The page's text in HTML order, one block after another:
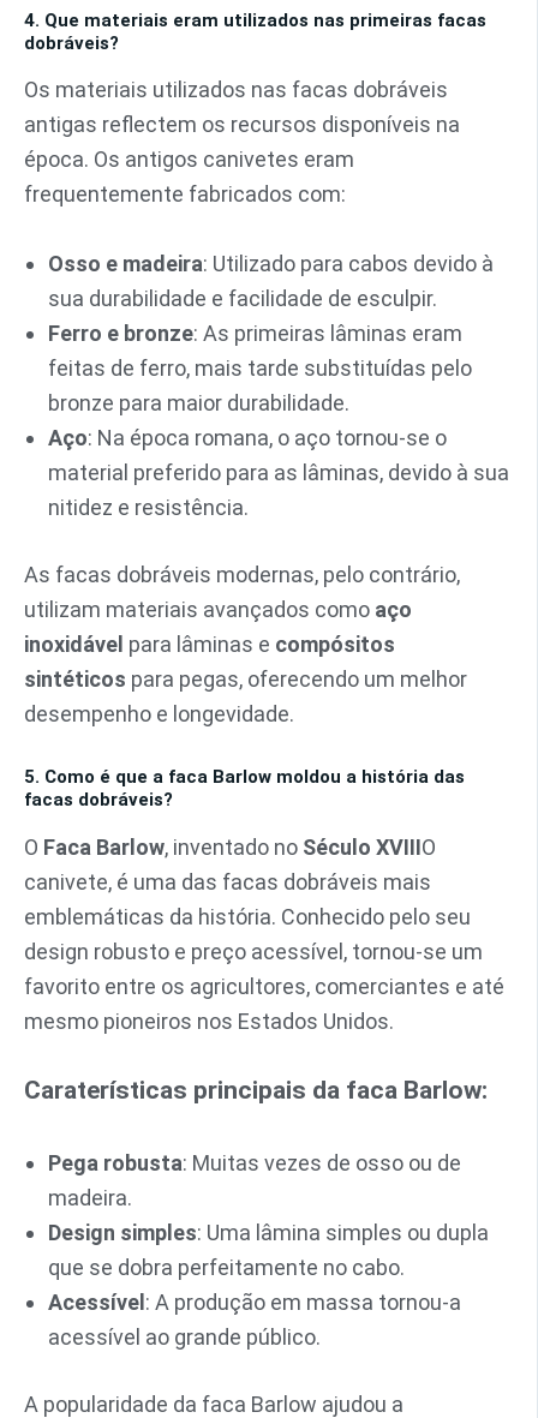
4. Que materiais eram utilizados nas primeiras facas
dobráveis?
Os materiais utilizados nas facas dobráveis
antigas reflectem os recursos disponíveis na
época. Os antigos canivetes eram
frequentemente fabricados com:
Osso e madeira: Utilizado para cabos devido à
sua durabilidade e facilidade de esculpir.
Ferro e bronze: As primeiras lâminas eram
feitas de ferro, mais tarde substituídas pelo
bronze para maior durabilidade.
Aço: Na época romana, o aço tornou-se o
material preferido para as lâminas, devido à sua
nitidez e resistência.
As facas dobráveis modernas, pelo contrário,
utilizam materiais avançados como aço
inoxidável para lâminas e compósitos
sintéticos para pegas, oferecendo um melhor
desempenho e longevidade.
5. Como é que a faca Barlow moldou a história das
facas dobráveis?
O Faca Barlow, inventado no Século XVIIIO
canivete, é uma das facas dobráveis mais
emblemáticas da história. Conhecido pelo seu
design robusto e preço acessível, tornou-se um
favorito entre os agricultores, comerciantes e até
mesmo pioneiros nos Estados Unidos.
Caraterísticas principais da faca Barlow:
Pega robusta: Muitas vezes de osso ou de
madeira.
Design simples: Uma lâmina simples ou dupla
que se dobra perfeitamente no cabo.
Acessível : A produção em massa tornou-a
acessível ao grande público.
A popularidade da faca Barlow ajudou a